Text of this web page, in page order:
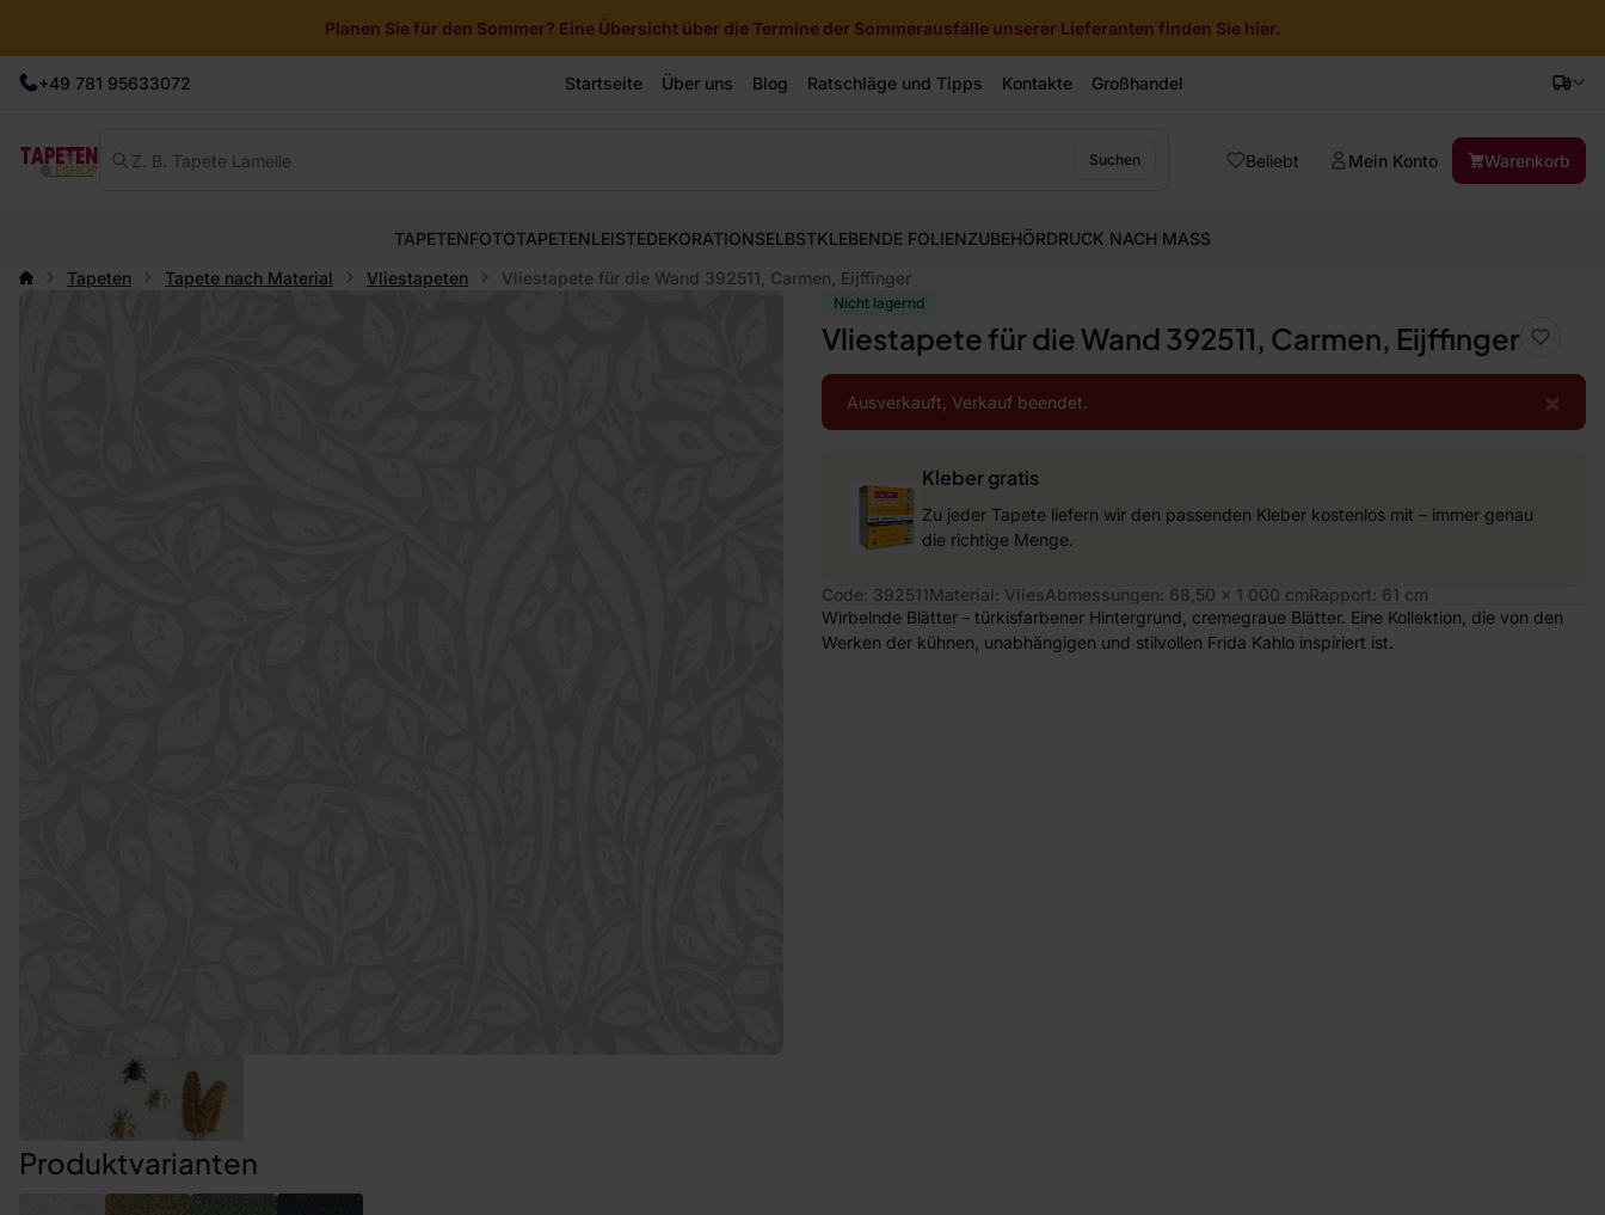
Planen Sie für den Sommer? Eine Übersicht über die Termine der Sommerausfälle unserer Lieferanten finden Sie hier.
+49 781 95633072 Startseite Über uns Blog Ratschläge und Tipps Kontakte Großhandel
Suchen Beliebt Mein Konto Warenkorb
TAPETENFOTOTAPETENLEISTEDEKORATIONSELBSTKLEBENDE FOLIENZUBEHÖRDRUCK NACH MASS
Tapeten
Tapete nach Material Vliestapeten Vliestapete für die Wand 392511, Carmen, Eijffinger
Nicht lagernd
Vliestapete für die Wand 392511, Carmen, Eijffinger
×
Ausverkauft, Verkauf beendet.
Kleber gratis
Zu jeder Tapete liefern wir den passenden Kleber kostenlos mit – immer genau
die richtige Menge.
Code: 392511Material: VliesAbmessungen: 68,50 x 1 000 cmRapport: 61 cm
Wirbelnde Blätter - türkisfarbener Hintergrund, cremegraue Blätter. Eine Kollektion, die von den
Werken der kühnen, unabhängigen und stilvollen Frida Kahlo inspiriert ist.
Produktvarianten